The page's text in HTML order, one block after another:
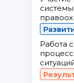
Работа